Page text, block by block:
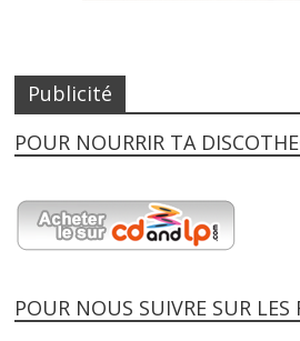
Publicité
POUR NOURRIR TA
POUR NOUS SUIVRE SUR LES